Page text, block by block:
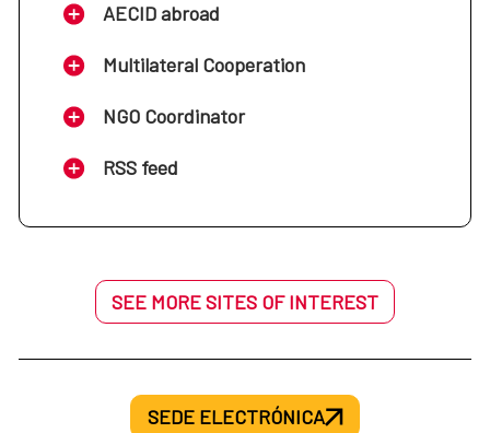
AECID abroad
Multilateral Cooperation
NGO Coordinator
RSS feed
SEE MORE SITES OF INTEREST
SEDE ELECTRÓNICA